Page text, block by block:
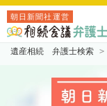
朝日新聞社運営
遺産相続 弁護士検索